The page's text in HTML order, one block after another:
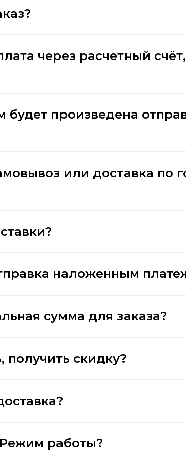
через расчетный
будет произведена
или доставка по
наложенным
сумма для заказа?
получить скидку?
работы?